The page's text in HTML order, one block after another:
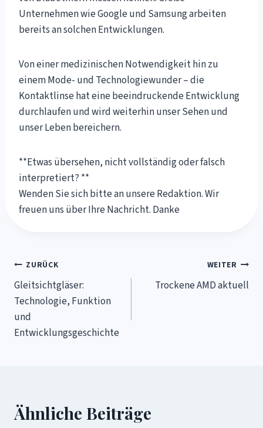
Unternehmen wie Google und Samsung arbeiten
bereits an solchen Entwicklungen.
Von einer medizinischen Notwendigkeit hin zu
einem Mode- und Technologiewunder – die
Kontaktlinse hat eine beeindruckende Entwicklung
durchlaufen und wird weiterhin unser Sehen und
unser Leben bereichern.
**Etwas übersehen, nicht vollständig oder falsch
interpretiert? **
Wenden Sie sich bitte an unsere Redaktion. Wir
freuen uns über Ihre Nachricht. Danke
Beitragsnavigation
ZURÜCK
Gleitsichtgläser:
Technologie, Funktion
und
Entwicklungsgeschichte
WEITER
Trockene AMD aktuell
Ähnliche Beiträge